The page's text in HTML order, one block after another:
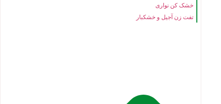
خشک کن نواری
تفت زن آجیل و خشکبار